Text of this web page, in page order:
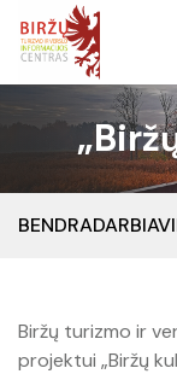
Kaip
Naudinga
Biržų turizmo ir
projektui „Biržų